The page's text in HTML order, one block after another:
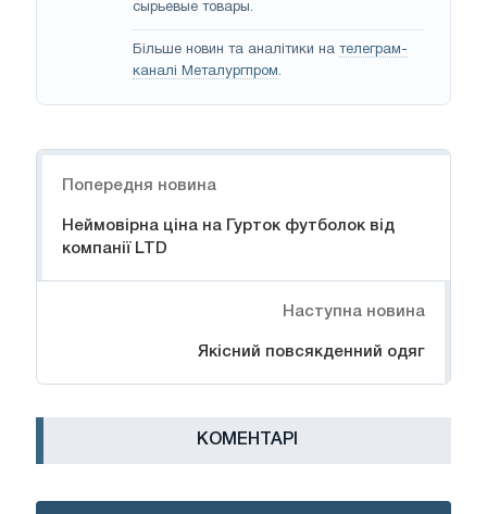
сырьевые товары.
Більше новин та аналітики на телеграм-
каналі Металургпром.
Попередня новина
Неймовірна ціна на Гурток футболок від
компанії LTD
Наступна новина
Якісний повсякденний одяг
КОМЕНТАРІ